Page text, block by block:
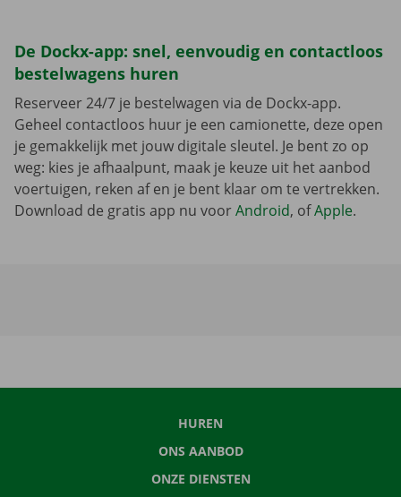
De Dockx-app: snel, eenvoudig en contactloos
bestelwagens huren
Reserveer 24/7 je bestelwagen via de Dockx-app.
Geheel contactloos huur je een camionette, deze open
je gemakkelijk met jouw digitale sleutel. Je bent zo op
weg: kies je afhaalpunt, maak je keuze uit het aanbod
voertuigen, reken af en je bent klaar om te vertrekken.
Download de gratis app nu voorAndroid, ofApple.
HUREN
ONS AANBOD
ONZE DIENSTEN